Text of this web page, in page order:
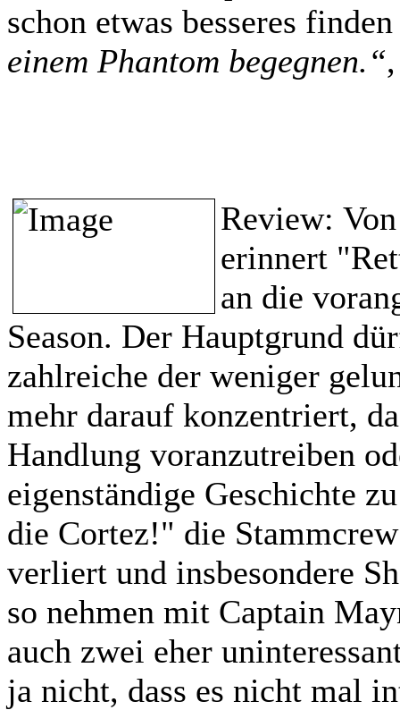
schon etwas besseres
einem Phantom begegnen.“
Review:
erinnert
an die
Season. Der Hauptgrund
zahlreiche der weniger
mehr darauf konzentriert,
Handlung voranzutreiben
eigenständige Geschichte
die Cortez!" die
verliert und insbesondere
so nehmen mit Captain
auch zwei eher
ja nicht, dass es nicht mal